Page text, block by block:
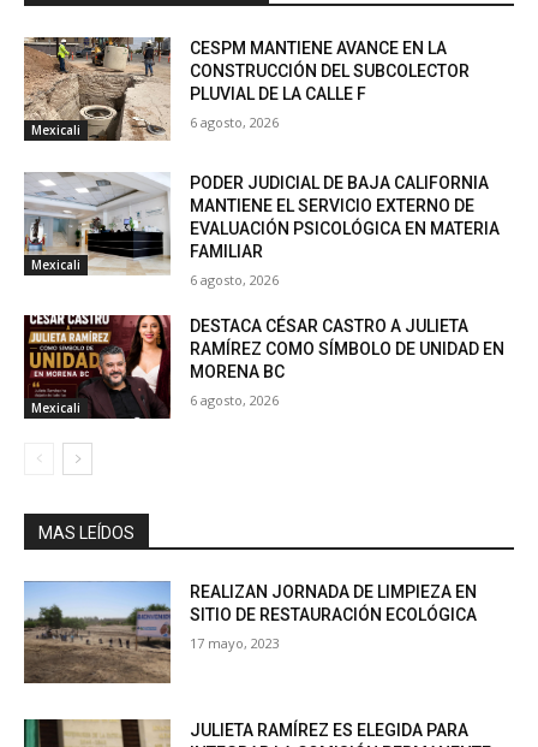
Mexicali
CESPM MANTIENE AVANCE EN LA
CONSTRUCCIÓN DEL SUBCOLECTOR
PLUVIAL DE LA CALLE F
6 agosto, 2026
Mexicali
PODER JUDICIAL DE BAJA CALIFORNIA
MANTIENE EL SERVICIO EXTERNO DE
EVALUACIÓN PSICOLÓGICA EN MATERIA
FAMILIAR
6 agosto, 2026
Mexicali
DESTACA CÉSAR CASTRO A JULIETA
RAMÍREZ COMO SÍMBOLO DE UNIDAD EN
MORENA BC
6 agosto, 2026
MAS LEÍDOS
REALIZAN JORNADA DE LIMPIEZA EN
SITIO DE RESTAURACIÓN ECOLÓGICA
17 mayo, 2023
JULIETA RAMÍREZ ES ELEGIDA PARA